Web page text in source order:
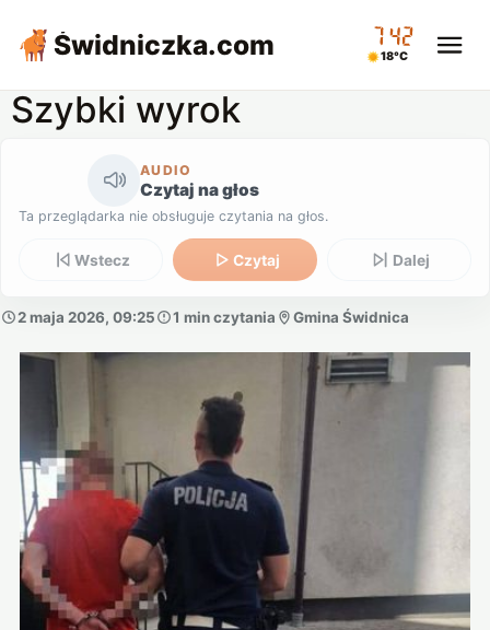
Świdniczka.com 07:42
18°C
Szybki wyrok
AUDIO
Czytaj na głos
Ta przeglądarka nie obsługuje czytania na głos.
Wstecz Czytaj Dalej
2 maja 2026, 09:25 1 min czytania Gmina Świdnica